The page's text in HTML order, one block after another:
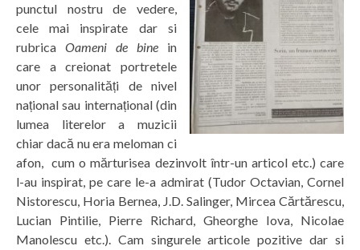
punctul nostru de vedere,
cele mai inspirate dar si
rubrica Oameni de binein
care a creionat portretele
unor personalități de nivel
național sau internațional (din
lumea literelor a muzicii
chiar dacă nu era meloman ci
afon, cum o mărturisea dezinvolt într-un articol etc.) care
l-au inspirat, pe care le-a admirat (Tudor Octavian, Cornel
Nistorescu, Horia Bernea, J.D. Salinger, Mircea Cărtărescu,
Lucian Pintilie, Pierre Richard, Gheorghe Iova, Nicolae
Manolescu etc.). Cam singurele articole pozitive dar si